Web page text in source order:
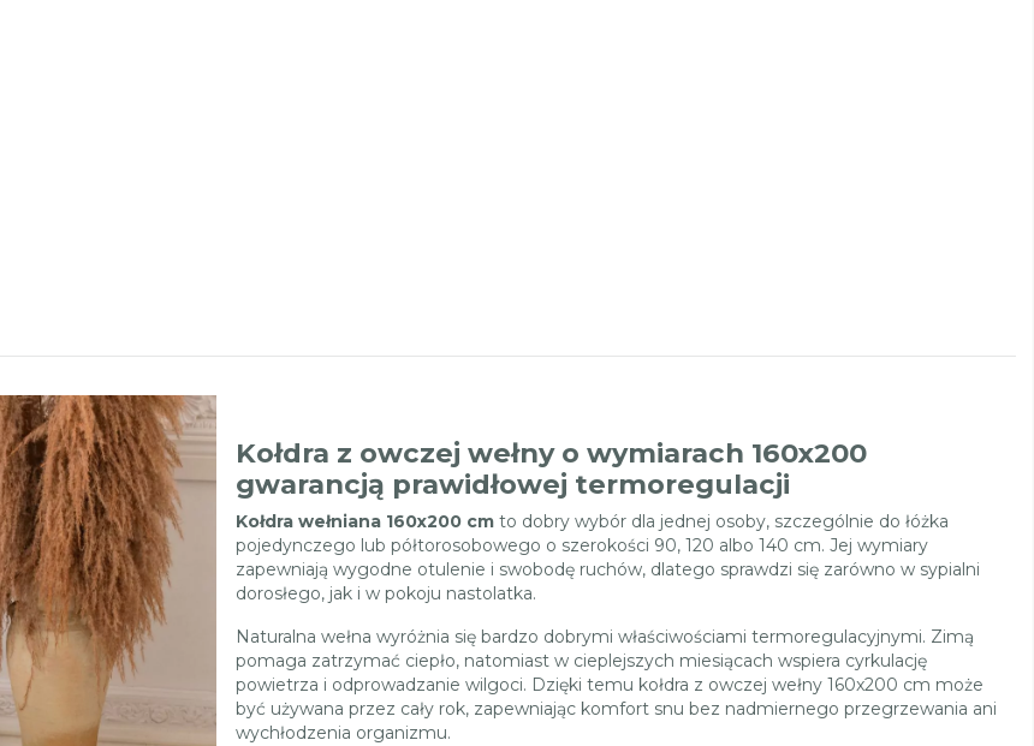
Kołdra z owczej wełny o wymiarach 160x200
gwarancją prawidłowej termoregulacji
Kołdra wełniana 160x200 cm to dobry wybór dla jednej osoby, szczególnie do łóżka
pojedynczego lub półtorosobowego o szerokości 90, 120 albo 140 cm. Jej wymiary
zapewniają wygodne otulenie i swobodę ruchów, dlatego sprawdzi się zarówno w sypialni
dorosłego, jak i w pokoju nastolatka.
Naturalna wełna wyróżnia się bardzo dobrymi właściwościami termoregulacyjnymi. Zimą
pomaga zatrzymać ciepło, natomiast w cieplejszych miesiącach wspiera cyrkulację
powietrza i odprowadzanie wilgoci. Dzięki temu kołdra z owczej wełny 160x200 cm może
być używana przez cały rok, zapewniając komfort snu bez nadmiernego przegrzewania ani
wychłodzenia organizmu.